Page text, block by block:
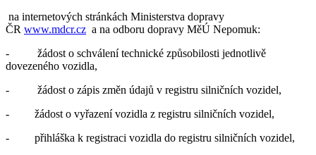
na internetových stránkách Ministerstva dopravy
ČR www.mdcr.cz a na odboru dopravy MěÚ Nepomuk:
- žádost o schválení technické způsobilosti jednotlivě
dovezeného vozidla,
- žádost o zápis změn údajů v registru silničních vozidel,
- žádost o vyřazení vozidla z registru silničních vozidel,
- přihláška k registraci vozidla do registru silničních vozidel,